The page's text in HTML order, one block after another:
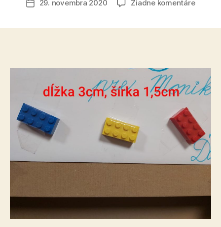
Dátum
29. novembra 2020 Žiadne komentárena